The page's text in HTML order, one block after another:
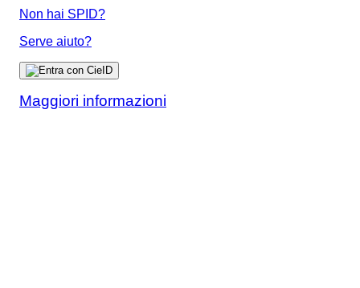
Non hai SPID?
Serve aiuto?
Maggiori informazioni